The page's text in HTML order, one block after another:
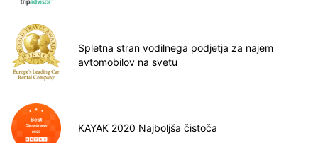
Spletna stran vodilnega podjetja za najem
avtomobilov na svetu
KAYAK 2020 Najboljša čistoča